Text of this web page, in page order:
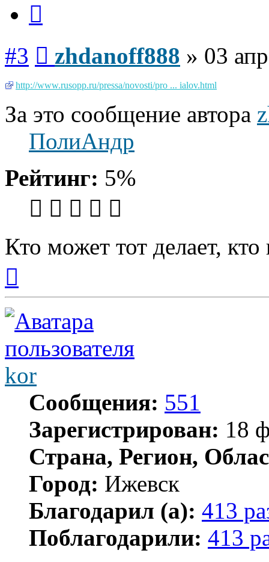
#3 zhdanoff888 » 03
http://www.rusopp.ru/pressa/novosti/pro ... ialov.html
За это сообщение автора
ПолиАндр
Рейтинг: 5%
Кто может тот делает,
началу
kor
Сообщения: 551
Зарегистрирован: 18
Страна, Регион,
Город: Ижевск
Благодарил (а): 413
Поблагодарили: 413